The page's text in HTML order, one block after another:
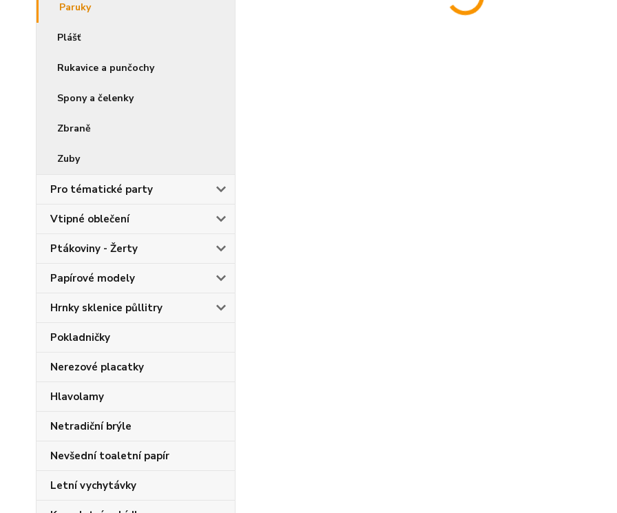
Paruky
Plášť
Rukavice a punčochy
Spony a čelenky
Zbraně
Zuby
Pro tématické party
Vtipné oblečení
Ptákoviny - Žerty
Papírové modely
Hrnky sklenice půllitry
Pokladničky
Nerezové placatky
Hlavolamy
Netradiční brýle
Nevšední toaletní papír
Letní vychytávky